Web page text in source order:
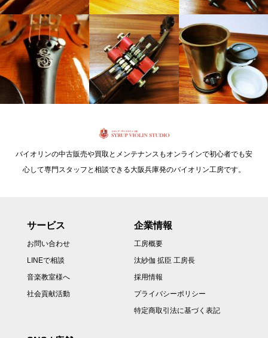
バイオリンの中古販売や買取とメンテナンスもオンラインで初心者でも安
心して専門スタッフと相談できる大阪兵庫発のバイオリン工房です。
サービス
お問い合わせ
LINEで相談
音楽教室様へ
社会貢献活動
企業情報
工房概要
汰紗伽 拡臣 工房長
採用情報
プライバシーポリシー
特定商取引法に基づく表記